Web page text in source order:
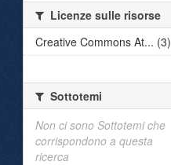
Licenze sulle risorse
Creative Commons At... (3)
Sottotemi
Non ci sono Sottotemi che
corrispondono a questa
ricerca